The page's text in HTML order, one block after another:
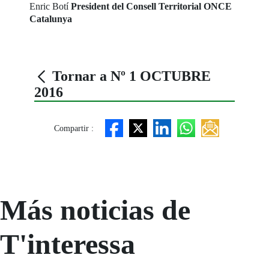
Enric BotíPresident del Consell Territorial ONCE
Catalunya
Tornar a Nº 1 OCTUBRE
2016
Compartir :
Más noticias de
T'interessa